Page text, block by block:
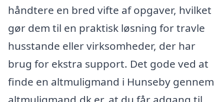
håndtere en bred vifte af opgaver, hvilket
gør dem til en praktisk løsning for travle
husstande eller virksomheder, der har
brug for ekstra support. Det gode ved at
finde en altmuligmand i Hunseby gennem